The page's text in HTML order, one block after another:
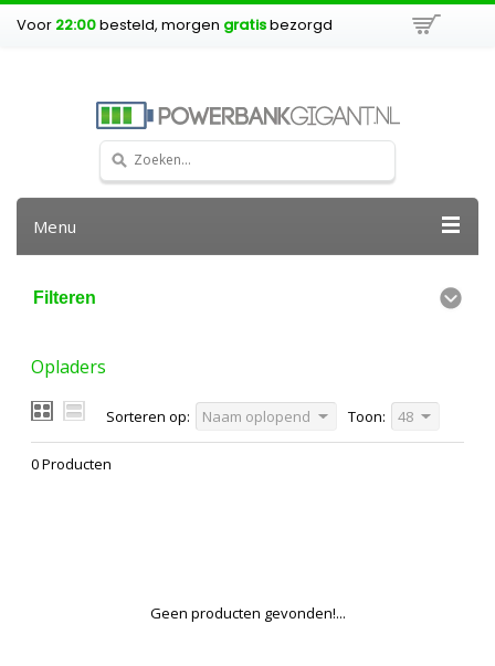
Voor 22:00besteld, morgen gratisbezorgd
Menu
Filteren
Opladers
Sorteren op: Naam oplopend Toon: 48
0 Producten
Geen producten gevonden!...